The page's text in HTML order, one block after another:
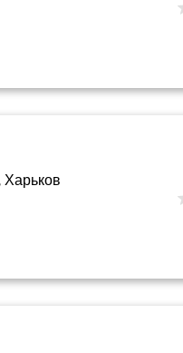
Харьков